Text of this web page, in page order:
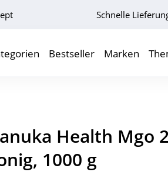
Schnelle
Bestseller Marken
Health Mgo
1000 g